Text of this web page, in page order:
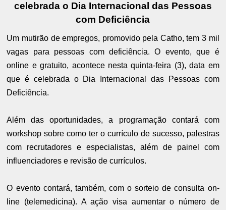
celebrada o Dia Internacional das Pessoas
com Deficiência
Um mutirão de empregos, promovido pela Catho, tem 3 mil
vagas para pessoas com deficiência. O evento, que é
online e gratuito, acontece nesta quinta-feira (3), data em
que é celebrada o Dia Internacional das Pessoas com
Deficiência.
Além das oportunidades, a programação contará com
workshop sobre como ter o currículo de sucesso, palestras
com recrutadores e especialistas, além de painel com
influenciadores e revisão de currículos.
O evento contará, também, com o sorteio de consulta on-
line (telemedicina). A ação visa aumentar o número de